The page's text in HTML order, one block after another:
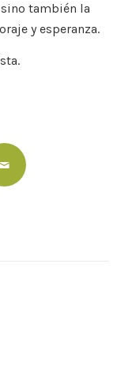
también la
y esperanza.